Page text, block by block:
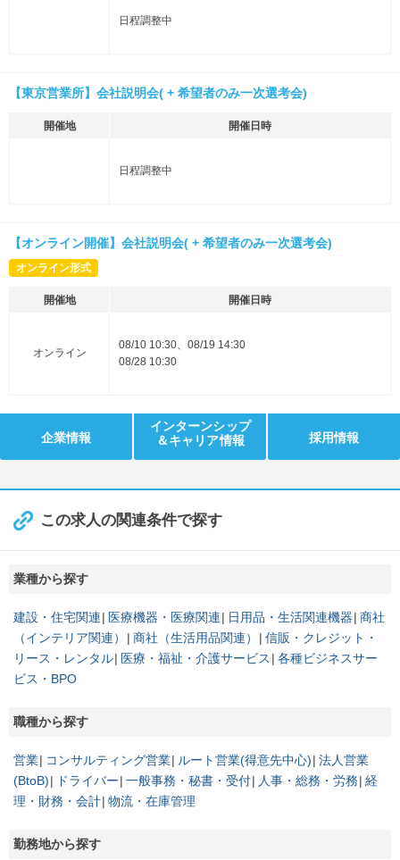
日程調整中
【東京営業所】会社説明会( + 希望者のみ一次選考会)
開催地 開催日時
日程調整中
【オンライン開催】会社説明会( + 希望者のみ一次選考会)
オンライン形式
開催地 開催日時
オンライン
08/10 10:30、08/19 14:30
08/28 10:30
企業情報
インターンシップ
＆キャリア情報
採用情報
この求人の関連条件で探す
業種から探す
建設・住宅関連 医療機器・医療関連 日用品・生活関連機器 商社
（インテリア関連）
商社（生活用品関連）
信販・クレジット・
リース・レンタル
医療・福祉・介護サービス
各種ビジネスサー
ビス・BPO
職種から探す
営業 コンサルティング営業 ルート営業(得意先中心) 法人営業
(BtoB)
ドライバー 一般事務・秘書・受付 人事・総務・労務 経
理・財務・会計 物流・在庫管理
勤務地から探す